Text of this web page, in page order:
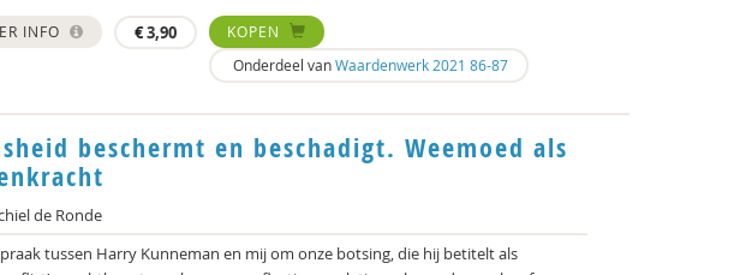
INFO €3,90
KOPEN
Onderdeel vanWaardenwerk 2021 86-87
beschermt en beschadigt. Weemoed als
de Ronde
tussen Harry Kunneman en mij om onze botsing, die hij betitelt als